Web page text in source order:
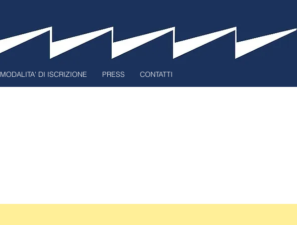
MODALITA' DI ISCRIZIONE PRESS CONTATTI